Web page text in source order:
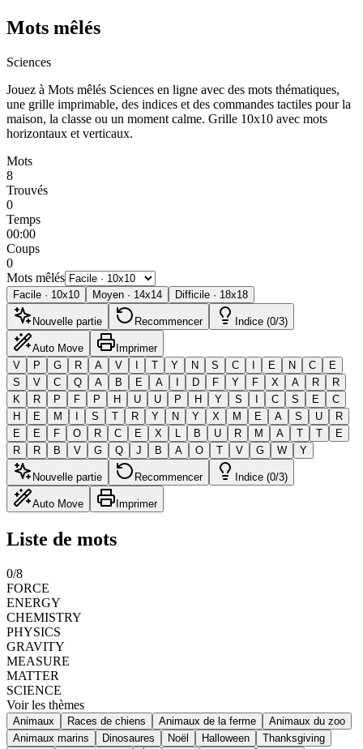
Mots mêlés
Sciences
Jouez à Mots mêlés Sciences en ligne avec des mots thématiques,
une grille imprimable, des indices et des commandes tactiles pour la
maison, la classe ou un moment calme. Grille 10x10 avec mots
horizontaux et verticaux.
Mots
8
Trouvés
0
Temps
00:00
Coups
0
Mots mêlés
Facile · 10x10 Moyen · 14x14 Difficile · 18x18
Nouvelle partie Recommencer Indice (0/3)
Auto Move
Imprimer
V
P G R A V I T Y N S C I E N C
E
S
V C Q A B E A I D F Y F X A R
R
K
R P F P H U U P H Y S I C S E
C
H
E M I S T R Y N Y X M E A S U
R
E
E F O R C E X L B U R M A T T
E
R
R B V G Q J B A O T V G W Y
Nouvelle partie Recommencer Indice (0/3)
Auto Move Imprimer
Liste de mots
0/8
FORCE
ENERGY
CHEMISTRY
PHYSICS
GRAVITY
MEASURE
MATTER
SCIENCE
Voir les thèmes
Animaux Races de chiens Animaux de la ferme
Animaux du zoo
Animaux marins
Dinosaures Noël Halloween
Thanksgiving